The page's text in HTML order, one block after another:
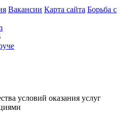
Вакансии Карта сайта Борьба с
условий оказания услуг